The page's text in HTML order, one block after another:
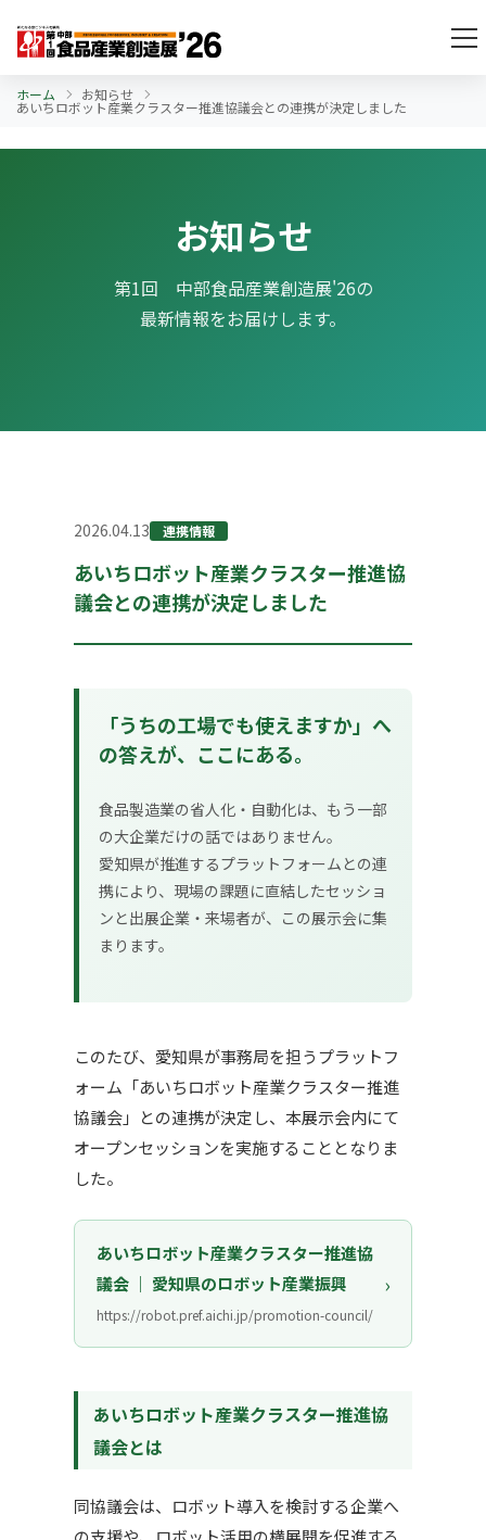
ホーム お知らせ
あいちロボット産業クラスター推進協議会との連携が決定しました
お知らせ
第1回 中部食品産業創造展'26の
最新情報をお届けします。
2026.04.13 連携情報
あいちロボット産業クラスター推進協
議会との連携が決定しました
「うちの工場でも使えますか」へ
の答えが、ここにある。
食品製造業の省人化・自動化は、もう一部
の大企業だけの話ではありません。
愛知県が推進するプラットフォームとの連
携により、現場の課題に直結したセッショ
ンと出展企業・来場者が、この展示会に集
まります。
このたび、愛知県が事務局を担うプラットフ
ォーム「あいちロボット産業クラスター推進
協議会」との連携が決定し、本展示会内にて
オープンセッションを実施することとなりま
した。
あいちロボット産業クラスター推進協
議会 ｜ 愛知県のロボット産業振興
https://robot.pref.aichi.jp/promotion-council/
›
あいちロボット産業クラスター推進協
議会とは
同協議会は、ロボット導入を検討する企業へ